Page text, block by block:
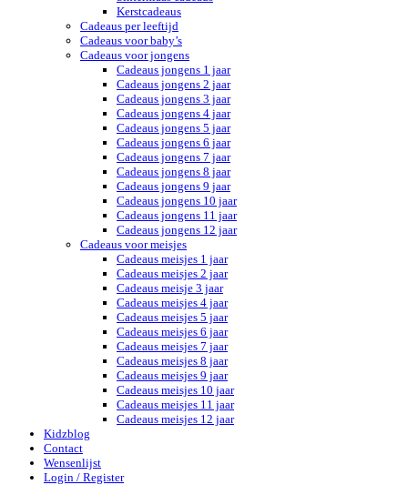
Kerstcadeaus
Cadeaus per leeftijd
Cadeaus voor baby’s
Cadeaus voor jongens
Cadeaus jongens 1 jaar
Cadeaus jongens 2 jaar
Cadeaus jongens 3 jaar
Cadeaus jongens 4 jaar
Cadeaus jongens 5 jaar
Cadeaus jongens 6 jaar
Cadeaus jongens 7 jaar
Cadeaus jongens 8 jaar
Cadeaus jongens 9 jaar
Cadeaus jongens 10 jaar
Cadeaus jongens 11 jaar
Cadeaus jongens 12 jaar
Cadeaus voor meisjes
Cadeaus meisjes 1 jaar
Cadeaus meisjes 2 jaar
Cadeaus meisje 3 jaar
Cadeaus meisjes 4 jaar
Cadeaus meisjes 5 jaar
Cadeaus meisjes 6 jaar
Cadeaus meisjes 7 jaar
Cadeaus meisjes 8 jaar
Cadeaus meisjes 9 jaar
Cadeaus meisjes 10 jaar
Cadeaus meisjes 11 jaar
Cadeaus meisjes 12 jaar
Kidzblog
Contact
Wensenlijst
Login / Register